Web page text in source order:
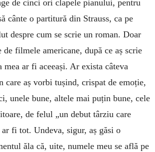
de cinci ori clapele pianului, pentru
cânte o partitură din Strauss, ca pe
despre cum se scrie un roman. Doar
de filmele americane, după ce aș scrie
mea ar fi aceeași. Ar exista câteva
care aș vorbi tușind, crispat de emoție,
unele bune, altele mai puțin bune, cele
de felul „un debut târziu care
fi tot. Undeva, sigur, aș găsi o
ăla că, uite, numele meu se află pe